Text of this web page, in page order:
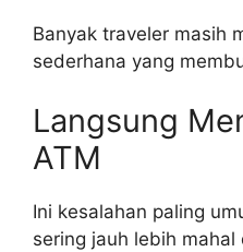
Banyak traveler masih
sederhana yang
Langsung
ATM
Ini kesalahan paling
sering jauh lebih